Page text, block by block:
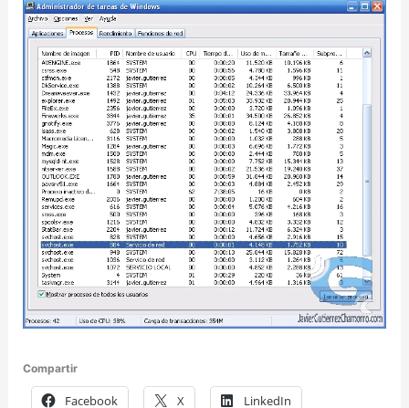
Compartir
Facebook X LinkedIn